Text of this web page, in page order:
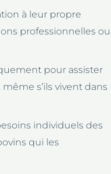
à leur propre
professionnelles ou
pour assister
s’ils vivent dans
individuels des
qui les